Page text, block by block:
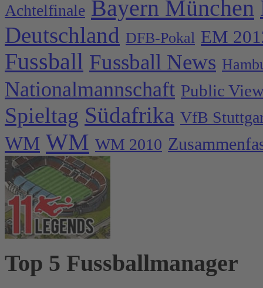
Achtelfinale Bayern München
Deutschland DFB-Pokal EM
Fussball Fussball News
Nationalmannschaft Public
Spieltag Südafrika VfB
WM WM WM 2010
Top 5 Fussballmanager